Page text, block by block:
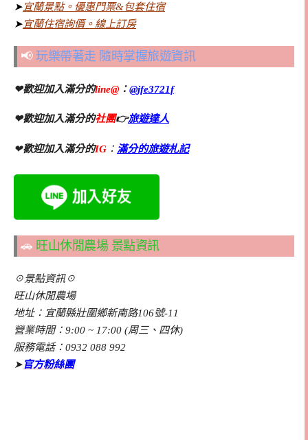
➤宜蘭景點。優惠門票&包套住宿
➤宜蘭住宿詢價。線上訂房
📢 玩樂帶著走 隨時掌握旅遊資訊
❤歡迎加入滿分的line@ ：@jfe3721f
❤歡迎加入滿分的社團👉旅遊達人
❤歡迎加入滿分的IG ： 滿分的旅遊札記
🚗 旺山休閒農場 景點資訊
☉景點資訊☉
旺山休閒農場
地址：宜蘭縣壯圍鄉新南路106號-11
營業時間：9:00 ~ 17:00 (周三、四休)
服務電話：0932 088 992
➤官方粉絲團